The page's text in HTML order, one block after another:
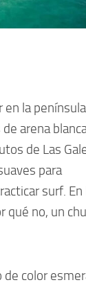
en la
arena
de Las
para
surf. En
qué no, un
de color